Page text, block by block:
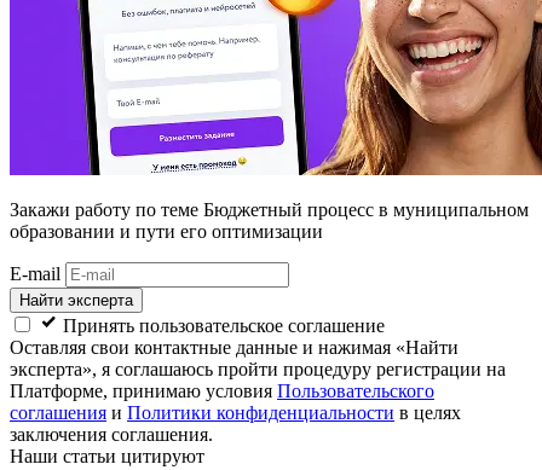
Закажи работу по теме Бюджетный процесс в муниципальном
образовании и пути его оптимизации
E-mail
Найти эксперта
Принять пользовательское соглашение
Оставляя свои контактные данные и нажимая «Найти
эксперта», я соглашаюсь пройти процедуру регистрации на
Платформе, принимаю условия Пользовательского
соглашения и Политики конфиденциальности в целях
заключения соглашения.
Наши статьи цитируют